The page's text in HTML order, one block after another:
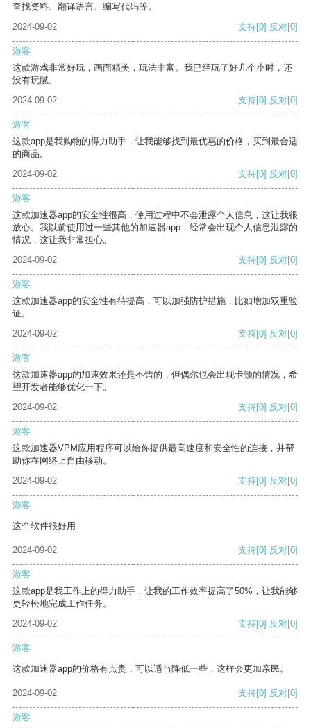
查找资料、翻译语言、编写代码等。
2024-09-02
支持[0] 反对[0]
游客
这款游戏非常好玩，画面精美，玩法丰富。我已经玩了好几个小时，还
没有玩腻。
2024-09-02
支持[0] 反对[0]
游客
这款app是我购物的得力助手，让我能够找到最优惠的价格，买到最合适
的商品。
2024-09-02
支持[0] 反对[0]
游客
这款加速器app的安全性很高，使用过程中不会泄露个人信息，这让我很
放心。我以前使用过一些其他的加速器app，经常会出现个人信息泄露的
情况，这让我非常担心。
2024-09-02
支持[0] 反对[0]
游客
这款加速器app的安全性有待提高，可以加强防护措施，比如增加双重验
证。
2024-09-02
支持[0] 反对[0]
游客
这款加速器app的加速效果还是不错的，但偶尔也会出现卡顿的情况，希
望开发者能够优化一下。
2024-09-02
支持[0] 反对[0]
游客
这款加速器VPM应用程序可以给你提供最高速度和安全性的连接，并帮
助你在网络上自由移动。
2024-09-02
支持[0] 反对[0]
游客
这个软件很好用
2024-09-02 支持[0] 反对[0]
游客
这款app是我工作上的得力助手，让我的工作效率提高了50%，让我能够
更轻松地完成工作任务。
2024-09-02
支持[0] 反对[0]
游客
这款加速器app的价格有点贵，可以适当降低一些，这样会更加亲民。
2024-09-02 支持[0] 反对[0]
游客